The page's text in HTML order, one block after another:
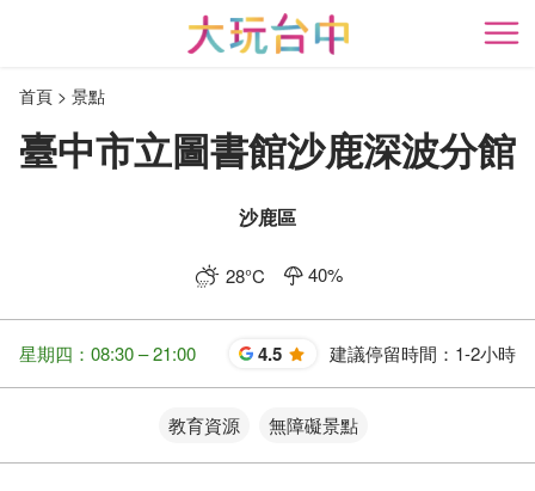
開
首頁 景點
臺中市立圖書館沙鹿深波分館
沙鹿區
28°C 40%
星期四：08:30 – 21:00 4.5 星 建議停留時間： 1-2小時
教育資源 無障礙景點